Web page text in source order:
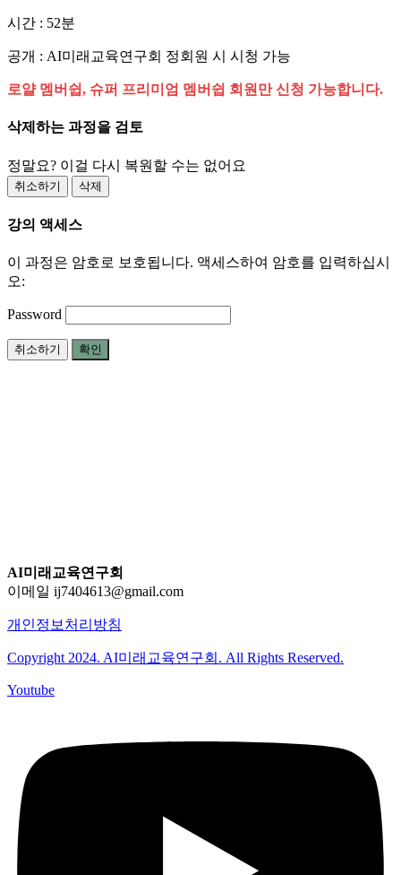
시간 : 52분
공개 : AI미래교육연구회 정회원 시 시청 가능
로얄 멤버쉽, 슈퍼 프리미엄 멤버쉽 회원만 신청 가능합니다.
삭제하는 과정을 검토
정말요? 이걸 다시 복원할 수는 없어요
취소하기 삭제
강의 액세스
이 과정은 암호로 보호됩니다. 액세스하여 암호를 입력하십시
오:
Password
취소하기 확인
AI미래교육연구회
이메일 ij7404613@gmail.com
개인정보처리방침
Copyright 2024. AI미래교육연구회. All Rights Reserved.
Youtube